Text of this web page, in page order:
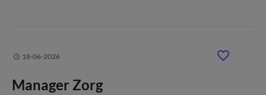
18-06-2026
Manager Zorg